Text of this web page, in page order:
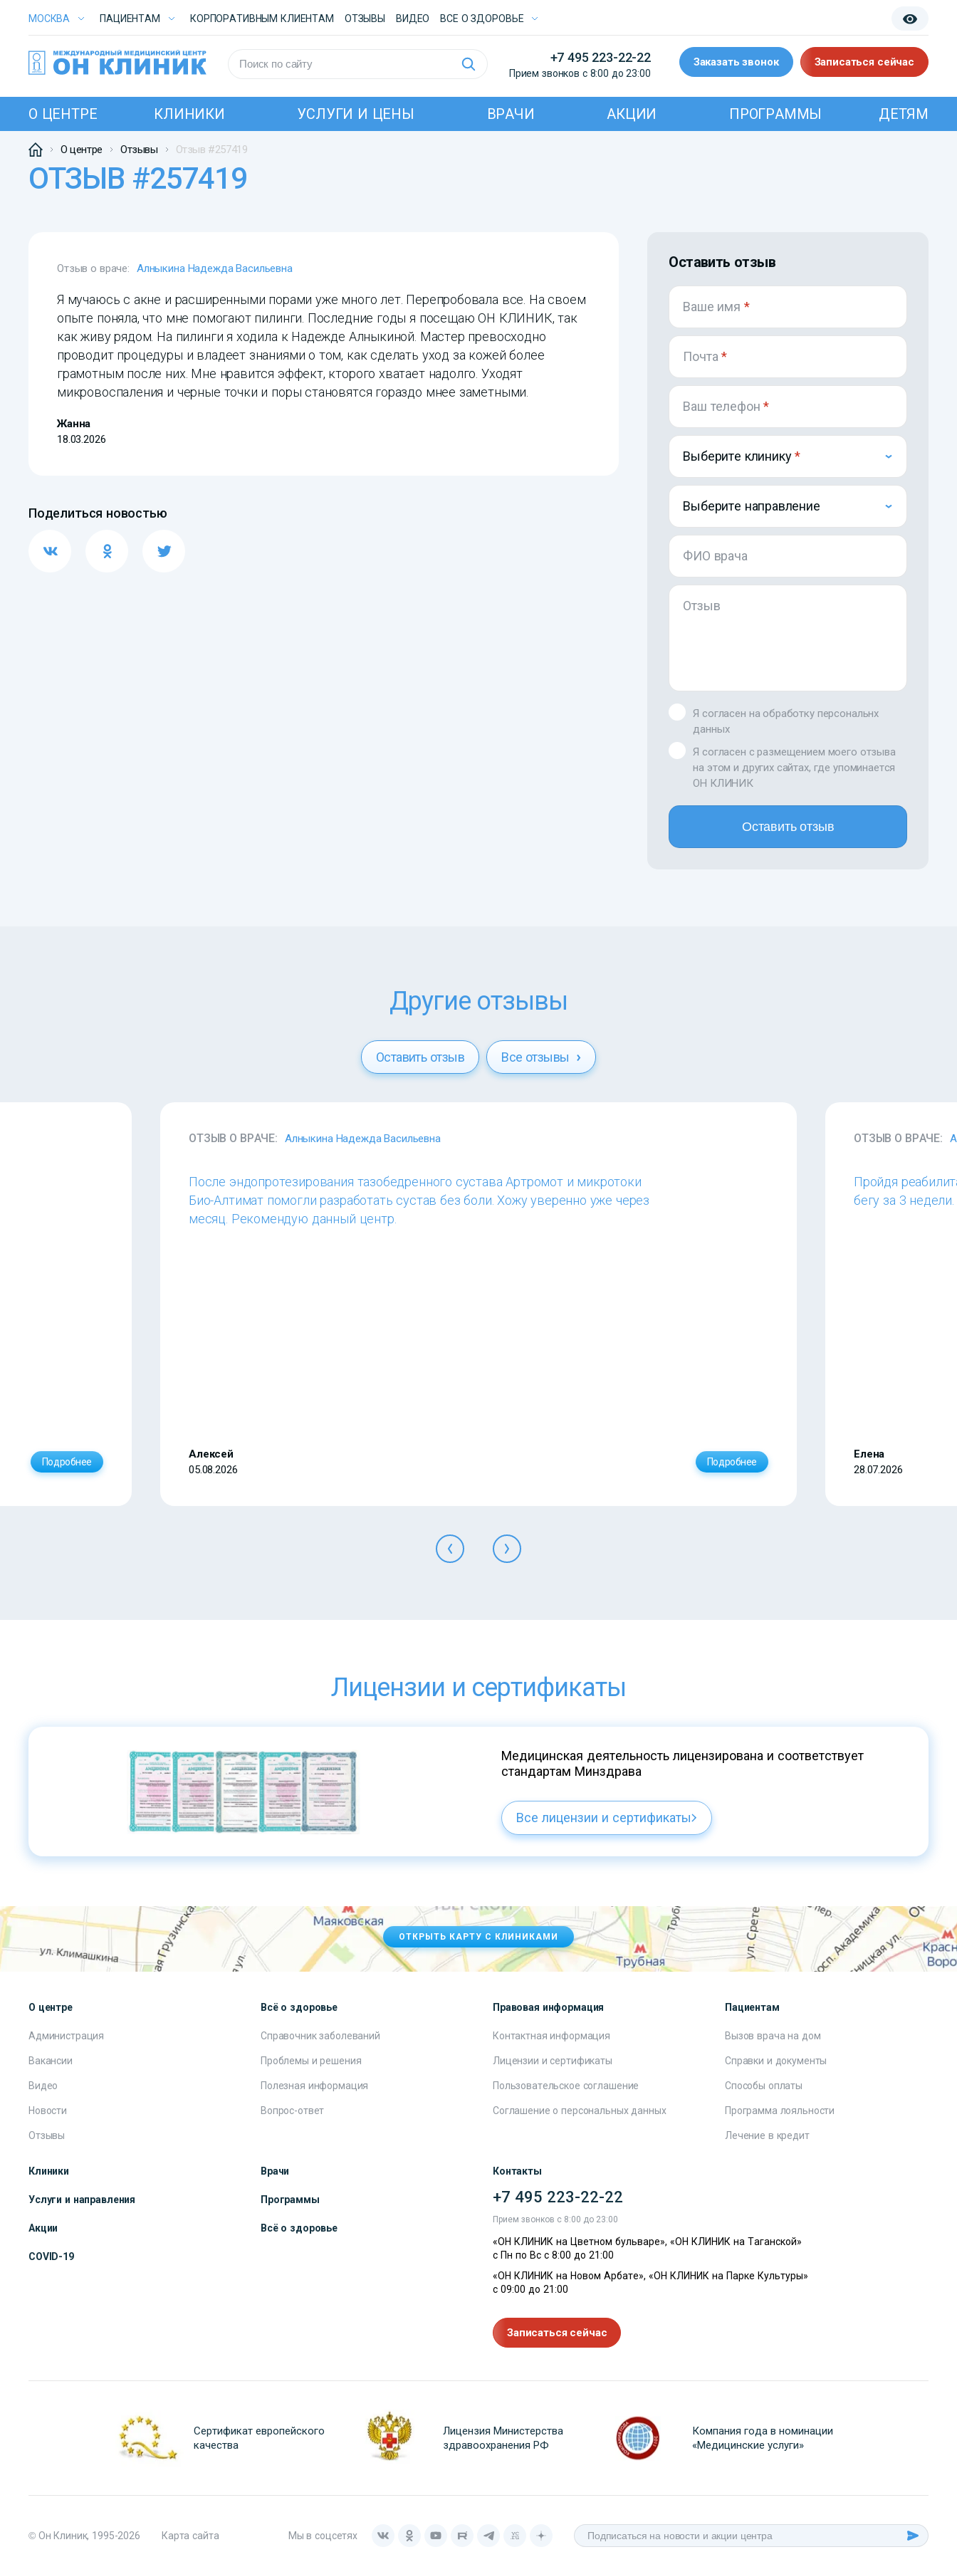
МОСКВА ПАЦИЕНТАМ КОРПОРАТИВНЫМ КЛИЕНТАМ ОТЗЫВЫ ВИДЕО ВСE О ЗДОРОВЬЕ
+7 495 223-22-22
Прием звонков с 8:00 до 23:00
Заказать звонок Записаться сейчас
О ЦЕНТРЕ КЛИНИКИ УСЛУГИ И ЦЕНЫ ВРАЧИ АКЦИИ ПРОГРАММЫ ДЕТЯМ
О центре Отзывы Отзыв #257419
ОТЗЫВ #257419
Отзыв о враче: Алныкина Надежда Васильевна
Я мучаюсь с акне и расширенными порами уже много лет. Перепробовала все. На своем
опыте поняла, что мне помогают пилинги. Последние годы я посещаю ОН КЛИНИК, так
как живу рядом. На пилинги я ходила к Надежде Алныкиной. Мастер превосходно
проводит процедуры и владеет знаниями о том, как сделать уход за кожей более
грамотным после них. Мне нравится эффект, кторого хватает надолго. Уходят
микровоспаления и черные точки и поры становятся гораздо мнее заметными.
Жанна
18.03.2026
Поделиться новостью
Оставить отзыв
Ваше имя *
Почта*
Ваш телефон*
Выберите клинику
Выберите направление
ФИО врача
Отзыв
Я согласен на обработку персональнх
данных
Я согласен с размещением моего отзыва
на этом и других сайтах, где упоминается
ОН КЛИНИК
Оставить отзыв
Другие отзывы
Оставить отзыв Все отзывы
Подробнее
ОТЗЫВ О ВРАЧЕ: Алныкина Надежда Васильевна
После эндопротезирования тазобедренного сустава Артромот и микротоки
Био-Алтимат помогли разработать сустав без боли. Хожу уверенно уже через
месяц. Рекомендую данный центр.
Алексей
05.08.2026
Подробнее
ОТЗЫВ О ВРАЧЕ:
Пройдя
бегу за 3
Елена
28.07.2026
Лицензии и сертификаты
Медицинская деятельность лицензирована и соответствует
стандартам Минздрава
Все лицензии и сертификаты
ОТКРЫТЬ КАРТУ С КЛИНИКАМИ
О центре
Администрация
Вакансии
Видео
Новости
Отзывы
Всё о здоровье
Справочник заболеваний
Проблемы и решения
Полезная информация
Вопрос-ответ
Правовая информация
Контактная информация
Лицензии и сертификаты
Пользовательское соглашение
Соглашение о персональных данных
Пациентам
Вызов врача на дом
Справки и документы
Способы оплаты
Программа лояльности
Лечение в кредит
Клиники Врачи
Услуги и направления Программы
Акции Всё о здоровье
COVID-19
Контакты
+7 495 223-22-22
Прием звонков с 8:00 до 23:00
«ОН КЛИНИК на Цветном бульваре», «ОН КЛИНИК на Таганской»
с Пн по Вс с 8:00 до 21:00
«ОН КЛИНИК на Новом Арбате», «ОН КЛИНИК на Парке Культуры»
с 09:00 до 21:00
Записаться сейчас
Сертификат европейского
качества
Лицензия Министерства
здравоохранения РФ
Компания года в номинации
«Медицинские услуги»
© Он Клиник, 1995-2026 Карта сайта Мы в соцсетях